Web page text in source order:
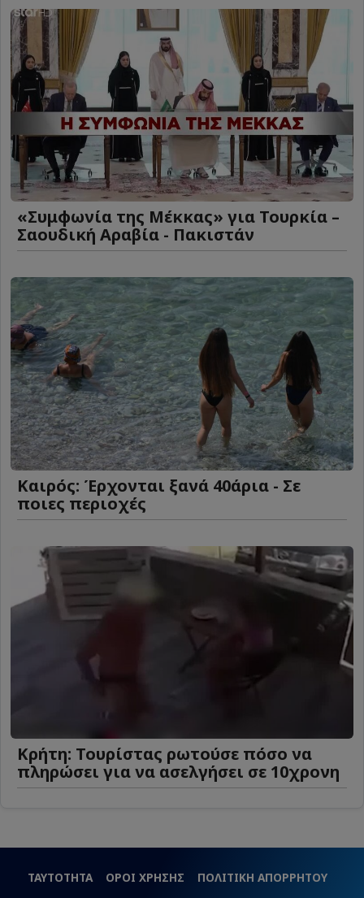
«Συμφωνία της Μέκκας» για Τουρκία –
Σαουδική Αραβία - Πακιστάν
Καιρός: Έρχονται ξανά 40άρια - Σε
ποιες περιοχές
Κρήτη: Τουρίστας ρωτούσε πόσο να
πληρώσει για να ασελγήσει σε 10χρονη
ΤΑΥΤΟΤΗΤΑ ΟΡΟΙ ΧΡΗΣΗΣ ΠΟΛΙΤΙΚΗ ΑΠΟΡΡΗΤΟΥ